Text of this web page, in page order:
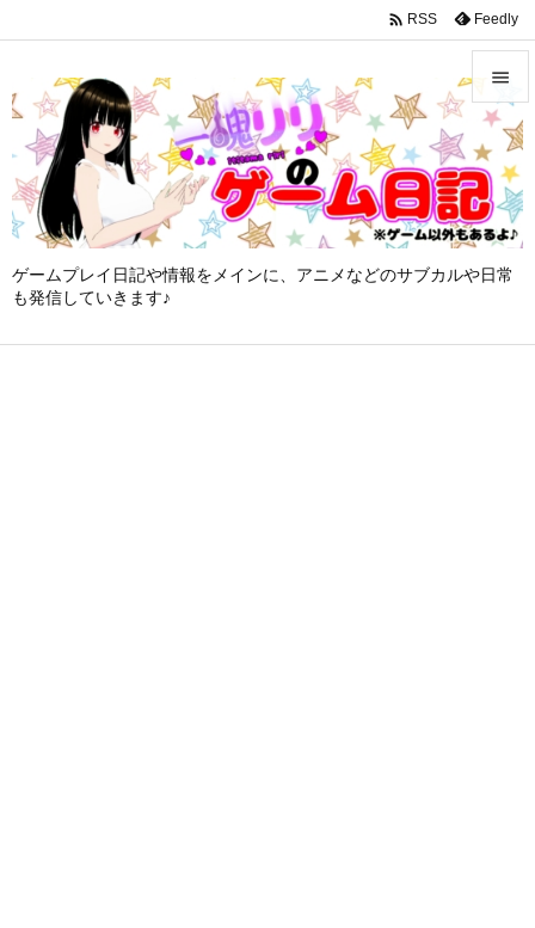
google-site-verification: googleffbc969efee6c755.html
ゲームプレイ日記や情報をメインに、アニメなどのサブカルや日常
も発信していきます♪


メニュ

サイド

前へ
 RSS Feedly